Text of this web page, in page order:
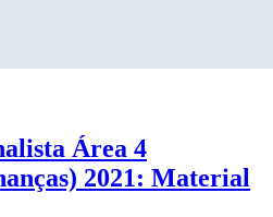
Área 4
2021: Material